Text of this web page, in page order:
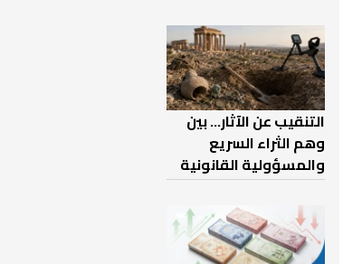
التنقيب عن الآثار… بين
وهم الثراء السريع
والمسؤولية القانونية